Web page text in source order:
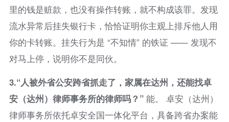
里的钱是赃款，也没有操作转账，就不构成该罪。发现
流水异常后挂失银行卡，恰恰证明你主观上排斥他人用
你的卡转账。挂失行为是 “不知情” 的铁证 —— 发现不
对马上停，说明你不是同伙。
3.“人被外省公安跨省抓走了，家属在达州，还能找卓
安（达州）律师事务所的律师吗？”能。 卓安（达州）
律师事务所依托卓安全国一体化平台，具备跨省办案能